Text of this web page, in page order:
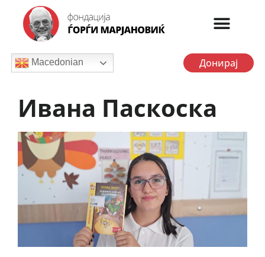
Macedonian Донирај
Ивана Паскоска